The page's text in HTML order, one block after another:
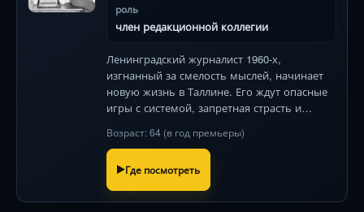
роль
член редакционной коллегии
Ленинградский журналист 1960-х,
изгнанный за смелость мыслей, начинает
новую жизнь в Таллине. Его ждут опасные
игры с системой, запретная страсть и
белом мире цензуры.
Возраст: 64 (в год премьеры)
Где посмотреть